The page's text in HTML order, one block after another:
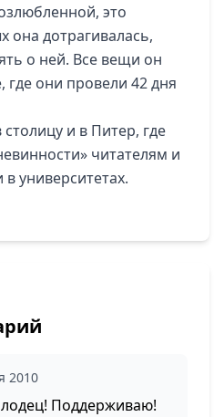
это
она дотрагивалась,
о ней. Все вещи он
где они провели 42 дня
и в Питер, где
читателям и
университетах.
2010
Поддерживаю!